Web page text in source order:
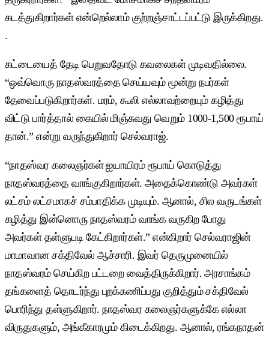
கடத்துகிறார்கள் என்றெல்லாம் குற்றஞ்சாட்டப்பட்டு இருக்கிறது.
.
கட்டையைத் தேடி பெறுவதோடு கவலைகள் முடிவதில்லை.
“ஒவ்வொரு நாதஸ்வரத்தை செய்யவும் மூன்று நபர்கள்
தேவைப்படுகிறார்கள். மரம், கூலி எல்லாவற்றையும் கழித்து
விட்டு பார்த்தால் கையில் மிஞ்சுவது வெறும் 1000-1,500 ரூபாய்
தான்.” என்று வருந்துகிறார் செல்வராஜ்.
“நாதஸ்வர கலைஞர்கள் ஐயாயிரம் ரூபாய் கொடுத்து
நாதஸ்வரத்தை வாங்குகிறார்கள். அதைக்கொண்டு அவர்கள்
லட்சம் லட்சமாகச் சம்பாதிக்க முடியும். ஆனால், சில வருடங்கள்
கழித்து இன்னொரு நாதஸ்வரம் வாங்க வருகிற போது
அவர்கள் தள்ளுபடி கேட்கிறார்கள்.” என்கிறார் செல்வராஜின்
மாமாவான சக்திவேல் ஆச்சாரி. இவர் தெருமுனையில்
நாதஸ்வரம் செய்கிற பட்டறை வைத்திருக்கிறார். அரசாங்கம்
தங்களைத் தொடர்ந்து புறக்கணிப்பது குறித்தும் சக்திவேல்
பொரிந்து தள்ளுகிறார். நாதஸ்வர கலைஞர்களுக்கே எல்லா
விருதுகளும், அங்கீகாரமும் கிடைக்கிறது. ஆனால், ரங்கநாதன்